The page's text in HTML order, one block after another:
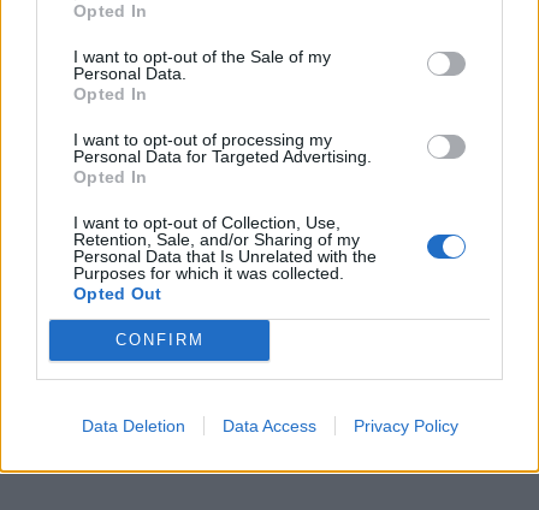
Opted In
I want to opt-out of the Sale of my
Personal Data.
Opted In
I want to opt-out of processing my
Personal Data for Targeted Advertising.
Opted In
I want to opt-out of Collection, Use,
Retention, Sale, and/or Sharing of my
Personal Data that Is Unrelated with the
Purposes for which it was collected.
Opted Out
CONFIRM
Data Deletion Data Access Privacy Policy